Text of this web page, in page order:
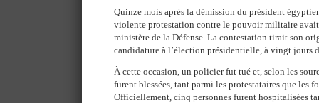
Quinze mois après la démission du président
violente protestation contre le pouvoir militaire
ministère de la Défense. La contestation tirait son
candidature à l’élection présidentielle, à vingt jours
À cette occasion, un policier fut tué et, selon les
furent blessées, tant parmi les protestataires que les
Officiellement, cinq personnes furent hospitalisées